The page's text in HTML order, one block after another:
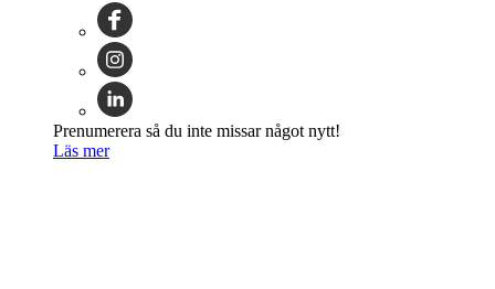
Prenumerera så du inte missar något nytt!
Läs mer